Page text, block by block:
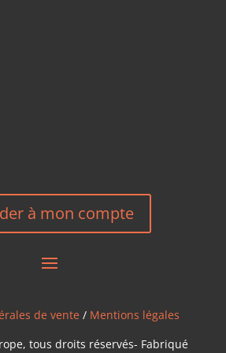
à mon compte
de vente / Mentions légales
tous droits réservés- Fabriqué